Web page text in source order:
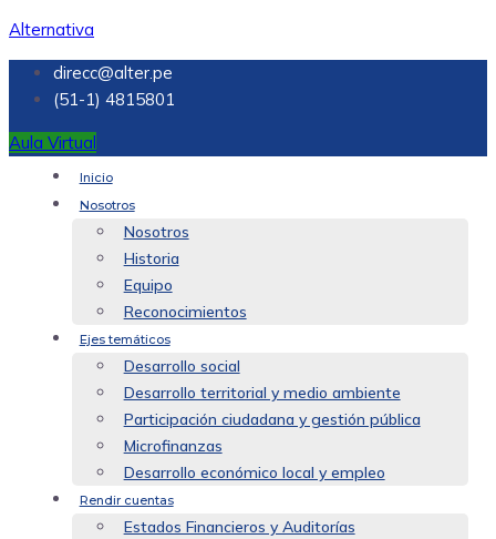
Alternativa
direcc@alter.pe
(51-1) 4815801
Aula Virtual
Inicio
Nosotros
Nosotros
Historia
Equipo
Reconocimientos
Ejes temáticos
Desarrollo social
Desarrollo territorial y medio ambiente
Participación ciudadana y gestión pública
Microfinanzas
Desarrollo económico local y empleo
Rendir cuentas
Estados Financieros y Auditorías